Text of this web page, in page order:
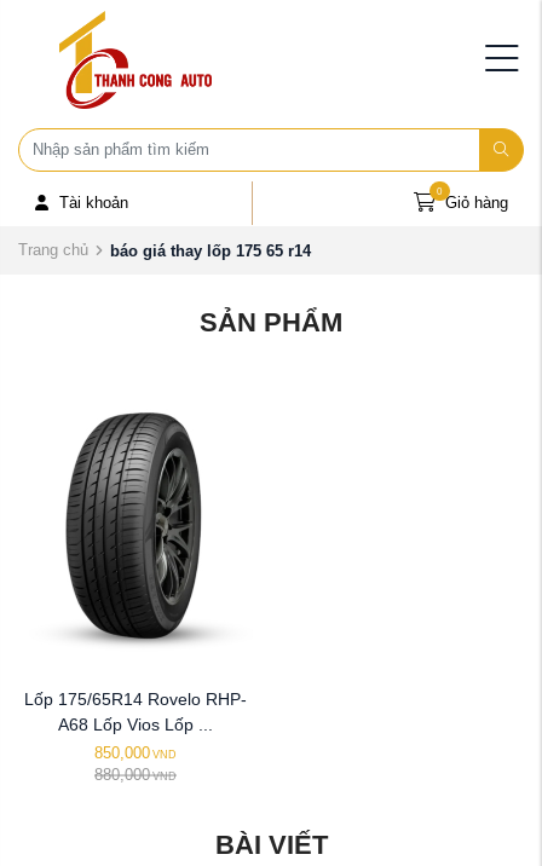
Tài khoản Giỏ hàng
0
Trang chủ báo giá thay lốp 175 65 r14
SẢN PHẨM
Lốp 175/65R14 Rovelo RHP-
A68 Lốp Vios Lốp ...
850,000 VND
880,000 VND
BÀI VIẾT